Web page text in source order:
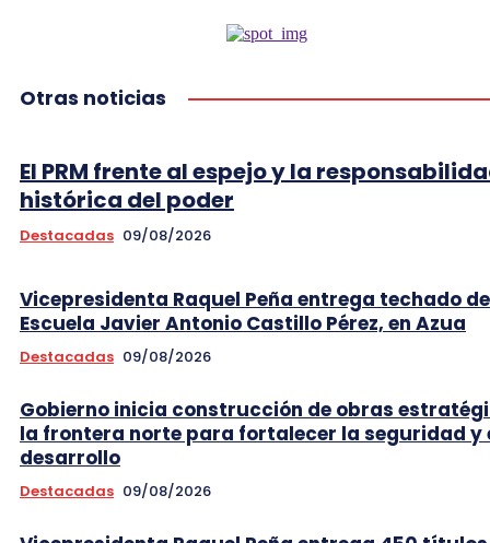
Otras noticias
El PRM frente al espejo y la
histórica del poder
Destacadas 09/08/2026
Vicepresidenta Raquel Peña entrega techado
Escuela Javier Antonio Castillo Pérez, en Azua
Destacadas 09/08/2026
Gobierno inicia construcción de obras
la frontera norte para fortalecer la seguridad y
desarrollo
Destacadas 09/08/2026